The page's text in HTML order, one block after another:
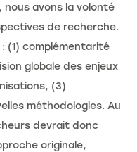
nous avons la volonté
de recherche.
(1) complémentarité
globale des enjeux
(3)
méthodologies. Au
devrait donc
originale,